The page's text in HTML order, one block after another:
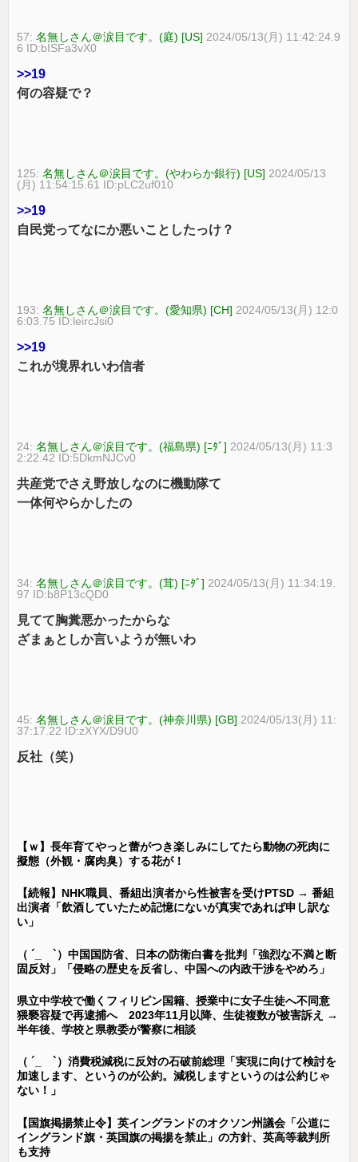
57:名無しさん＠涙目です。(庭) [US] 2024/05/13(月) 11:42:24.9
6 ID:bISFa3vX0
>>19
何の容疑で？
125:名無しさん＠涙目です。(やわらか銀行) [US] 2024/05/13
(月) 11:54:15.61 ID:pLC2uf010
>>19
自民党ってなにか悪いことしたっけ？
193:名無しさん＠涙目です。(愛知県) [CH] 2024/05/13(月) 12:0
6:03.75 ID:leircJsi0
>>19
これが境界れいわ信者
24:名無しさん＠涙目です。(福島県) [ﾆﾀﾞ] 2024/05/13(月) 11:3
2:22.42 ID:5DkmNJCv0
共産党でさえ野放しなのに機動隊て
一体何やらかしたの
34:名無しさん＠涙目です。(茸) [ﾆﾀﾞ] 2024/05/13(月) 11:34:19.
97 ID:b8P13cQD0
見てて胸糞悪かったからな
ざまぁとしか言いようが無いわ
45:名無しさん＠涙目です。(神奈川県) [GB] 2024/05/13(月) 11:
37:17.22 ID:zXYX/D9U0
反社（笑）
【ｗ】長年育てやっと蕾がつき楽しみにしてたら動物の死肉に
擬態（外観・腐肉臭）する花が！
【続報】NHK職員、番組出演者から性被害を受けPTSD → 番組
出演者「飲酒していたため記憶にないが真実であれば申し訳な
い」
（ ´_ゝ`）中国国防省、日本の防衛白書を批判「強烈な不満と断
固反対」「侵略の歴史を反省し、中国への内政干渉をやめろ」
県立中学校で働くフィリピン国籍、授業中に女子生徒へ不同意
猥褻容疑で再逮捕へ 2023年11月以降、生徒複数が被害訴え →
半年後、学校と県教委が警察に相談
（ ´_ゝ`）消費税減税に反対の石破前総理「実現に向けて検討を
加速します、というのが公約。減税しますというのは公約じゃ
ない！」
【国旗掲揚禁止令】英イングランドのオクソン州議会「公道に
イングランド旗・英国旗の掲揚を禁止」の方針、英高等裁判所
も支持